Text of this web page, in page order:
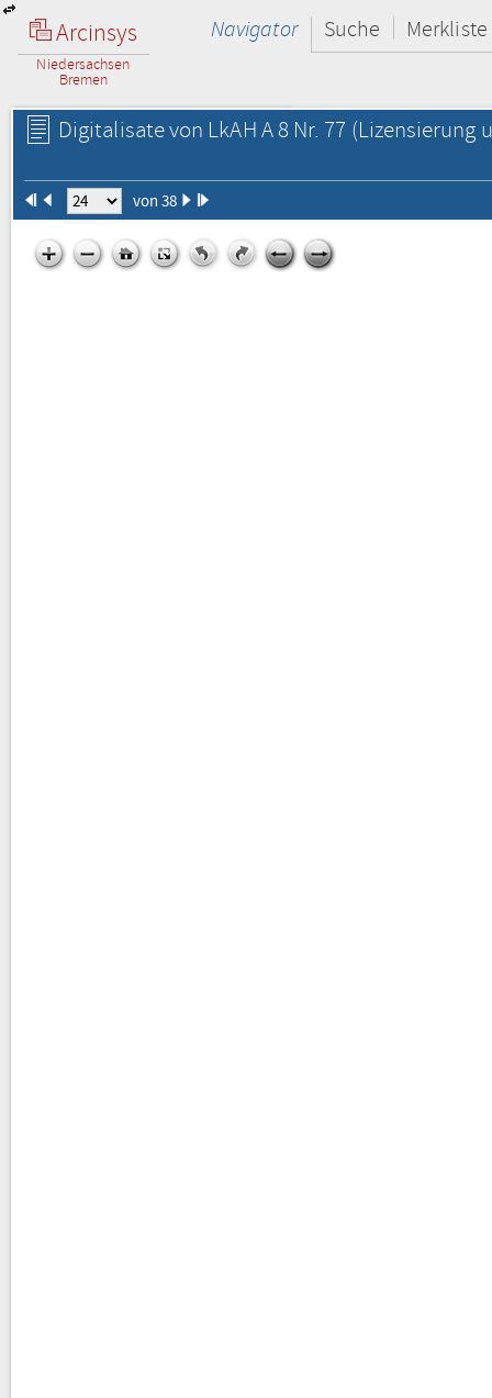
Arcinsys
Niedersachsen
Bremen
Navigator Suche Merkliste
Digitalisate von LkAH A 8 Nr. 77 (Lizensierung
von 38